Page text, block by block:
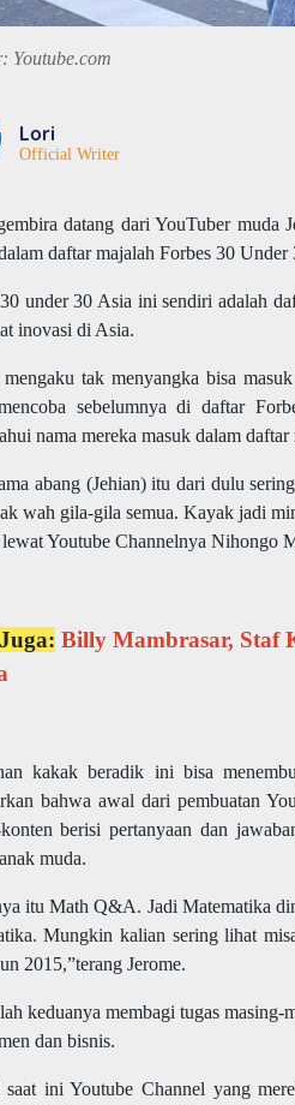
Youtube.com
Lori
Official Writer
datang dari YouTuber muda
daftar majalah Forbes 30 Under
under 30 Asia ini sendiri adalah
inovasi di Asia.
mengaku tak menyangka bisa
sebelumnya di daftar
nama mereka masuk dalam
abang (Jehian) itu dari dulu
wah gila-gila semua. Kayak jadi
lewat Youtube Channelnya Nihongo
Billy Mambrasar, Staf
kakak beradik ini bisa
bahwa awal dari pembuatan
berisi pertanyaan dan
muda.
itu Math Q&A. Jadi Matematika
Mungkin kalian sering lihat
2015,”terang Jerome.
keduanya membagi tugas
dan bisnis.
saat ini Youtube Channel yang